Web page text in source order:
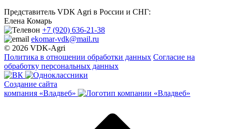
Представитель VDK Agri в России и СНГ:
Елена Комарь
+7 (920) 636-21-38
ekomar-vdk@mail.ru
© 2026 VDK-Agri
Политика в отношении обработки данных Согласие на
обработку персональных данных
Создание сайта
компания «Владвеб»